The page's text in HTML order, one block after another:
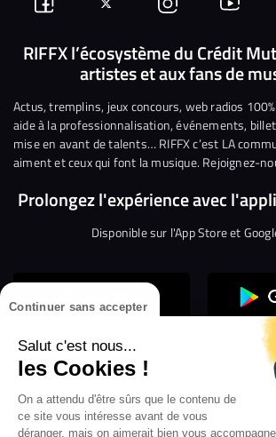
Continuer sans accepter
Salut c'est nous...
les Cookies !
On a attendu d'être sûrs que le contenu de
ce site vous intéresse avant de vous
déranger, mais on aimerait bien vous
Suivez-
nous
Facebook
Suivez-
nous
sur
Twitter
Nous
rejoindre
sur
Instagram
Nous
sur
RIFFX l’écosystème du Crédit
artistes et aux fans de
Actus, tremplins, jeux concours, web radios
aide à la professionnalisation, événements,
mise en avant de talents… RIFFX c’est LA
aiment et ceux qui font la musique. Rejoignez-
Prolongez l'expérience avec
Disponible sur l'App Store et
Confidentialité
Gestion des
Conditions générales d’utilisation